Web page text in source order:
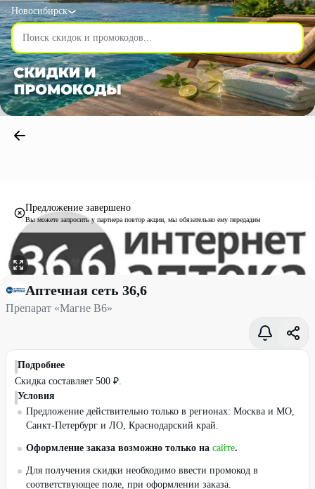
Новосибирск
Предложение завершено
Вы можете запросить у партнера повтор акции, мы обязательно ему передадим
Препарат «Магне В6» со скидкой до 14% - Аптечная сеть 36,6
Аптечная сеть 36,6
Препарат «Магне В6»
Подробнее
Скидка составляет 500 ₽.
Условия
Предложение действительно только в регионах: Москва и МО,
Санкт-Петербург и ЛО, Краснодарский край.
Оформление заказа возможно только на сайте.
Для получения скидки необходимо ввести промокод в
соответствующее поле, при оформлении заказа.